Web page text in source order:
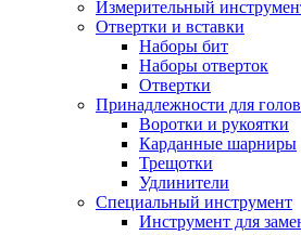
Измерительный
Отвертки и вставки
Наборы бит
Наборы отверток
Отвертки
Принадлежности для
Воротки и рукоятки
Карданные шарниры
Трещотки
Удлинители
Специальный инструмент
Инструмент для